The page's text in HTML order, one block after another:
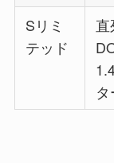
Sリミ
テッド